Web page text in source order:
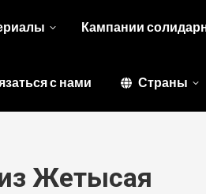
Кампании
с нами Страны
Жетысая